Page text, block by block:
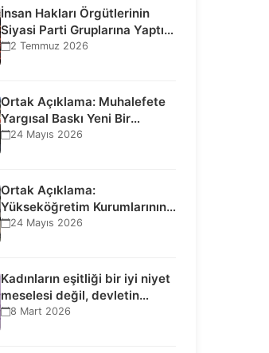
İnsan Hakları Örgütlerinin
Siyasi Parti Gruplarına Yaptığı
Ziyaretlere İlişkin
2 Temmuz 2026
Ortak Açıklama: Muhalefete
Yargısal Baskı Yeni Bir
Aşamaya Geçti: Seçilmiş…
24 Mayıs 2026
Ortak Açıklama:
Yükseköğretim Kurumlarının
Toplumsal İşlevi Kurucularının
24 Mayıs 2026
Kadınların eşitliği bir iyi niyet
meselesi değil, devletin
uluslararası insan…
8 Mart 2026